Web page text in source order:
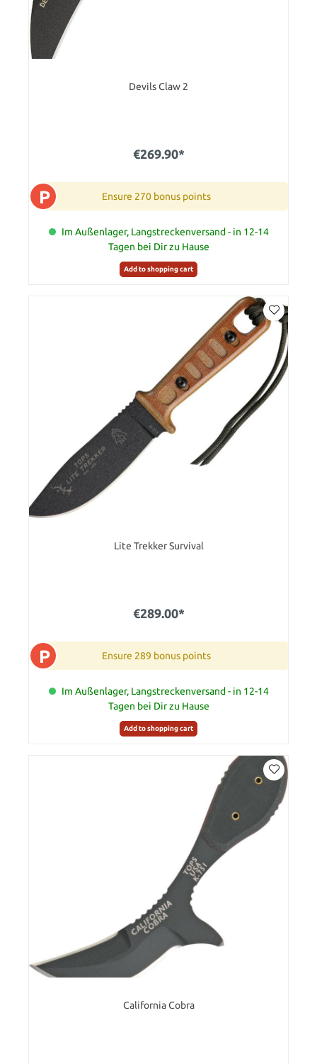
Devils Claw 2
€269.90*
P Ensure 270 bonus points
Im Außenlager, Langstreckenversand - in 12-14
Tagen bei Dir zu Hause
Add to shopping cart
Lite Trekker Survival
€289.00*
P Ensure 289 bonus points
Im Außenlager, Langstreckenversand - in 12-14
Tagen bei Dir zu Hause
Add to shopping cart
California Cobra